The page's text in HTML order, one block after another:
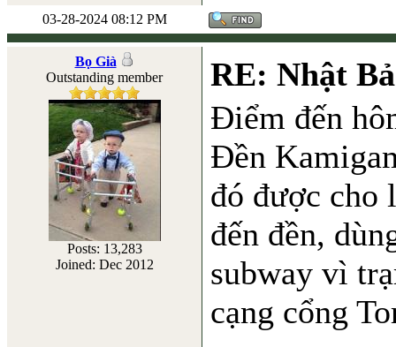
03-28-2024 08:12 PM
Bọ Già
Outstanding member
Posts: 13,283
Joined: Dec 2012
RE: Nhật
Điểm đến
Đền
đó được cho
đến đền,
subway vì
cạng cổng